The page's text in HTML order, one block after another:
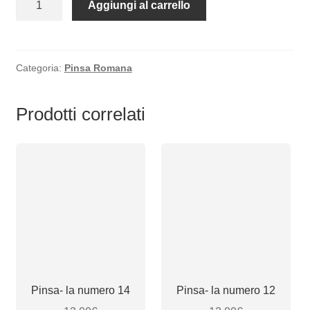
quantità
Aggiungi al carrello
Categoria: Pinsa Romana
Prodotti correlati
Pinsa- la numero 14
Pinsa- la numero 12